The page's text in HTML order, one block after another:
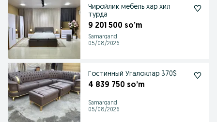
Чиройлик мебель хар хил
турда
9 201 500 so’m
Samarqand
05/08/2026
Гостинный Угалоклар 370$
4 839 750 so’m
Samarqand
05/08/2026